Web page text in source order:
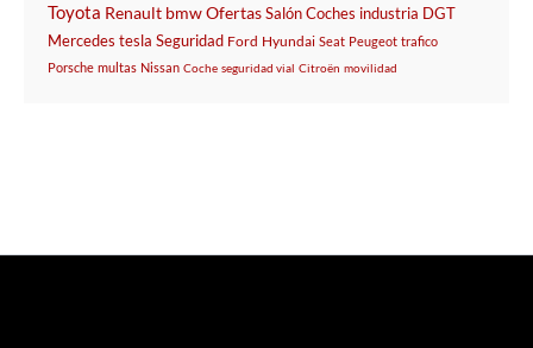
Toyota Renault bmwOfertasSalónCoches industria DGT
Mercedes tesla Seguridad Ford Hyundai Seat Peugeot trafico
Porsche multas Nissan Coche seguridad vial Citroën movilidad